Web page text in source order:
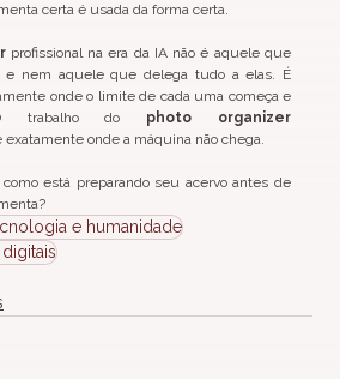
certa é usada da forma certa.
profissional na era da IA não é aquele que
e nem aquele que delega tudo a elas. É
onde o limite de cada uma começa e
trabalho do photo organizer
exatamente onde a máquina não chega.
está preparando seu acervo antes de
e humanidade